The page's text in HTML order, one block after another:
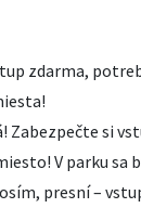
zdarma,
Zabezpečte si
V parku sa
presní –